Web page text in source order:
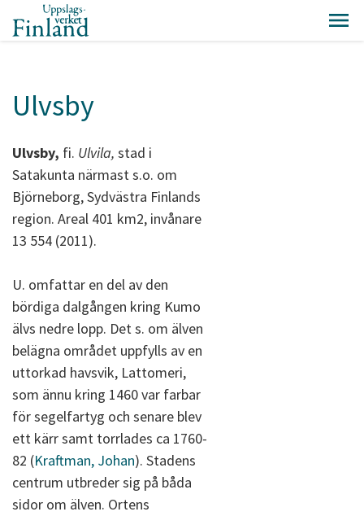
Ulvsby
Ulvsby, fi. Ulvila, stad i
Satakunta närmast s.o. om
Björneborg, Sydvästra Finlands
region. Areal 401 km2, invånare
13 554 (2011).
U. omfattar en del av den
bördiga dalgången kring Kumo
älvs nedre lopp. Det s. om älven
belägna området uppfylls av en
uttorkad havsvik, Lattomeri,
som ännu kring 1460 var farbar
för segelfartyg och senare blev
ett kärr samt torrlades ca 1760-
82 (Kraftman, Johan). Stadens
centrum utbreder sig på båda
sidor om älven. Ortens